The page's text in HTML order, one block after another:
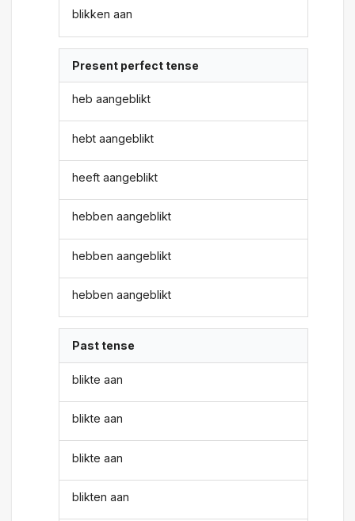
blikken aan
Present perfect tense
heb aangeblikt
hebt aangeblikt
heeft aangeblikt
hebben aangeblikt
hebben aangeblikt
hebben aangeblikt
Past tense
blikte aan
blikte aan
blikte aan
blikten aan